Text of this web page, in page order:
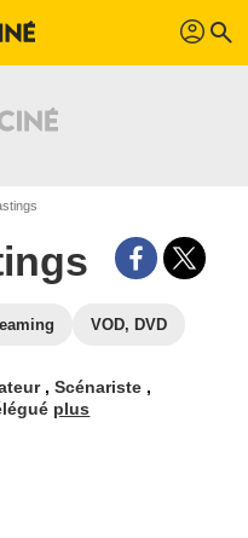
profil search
VOD, DVD
,Scénariste ,
plus